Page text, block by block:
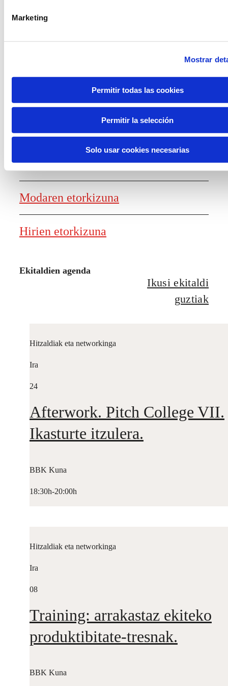
Marketing
Mostrar
Permitir todas las cookies
Permitir la selección
Solo usar cookies necesarias
Ezagutza sortzea
Lanaren etorkizunaren txostena
Elikagaien etorkizuna
Modaren etorkizuna
Hirien etorkizuna
Ekitaldien agenda
Ikusi ekitaldi
guztiak
Hitzaldiak eta networkinga
Ira
24
Afterwork. Pitch College VII.
Ikasturte itzulera.
BBK Kuna
18:30h-20:00h
Hitzaldiak eta networkinga
Ira
08
Training: arrakastaz ekiteko
produktibitate-tresnak.
BBK Kuna